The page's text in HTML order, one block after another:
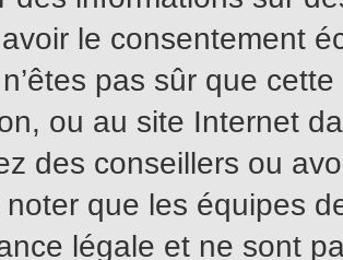
le consentement
pas sûr que
ou au site Internet
des conseillers ou
noter que les équipes
légale et ne sont